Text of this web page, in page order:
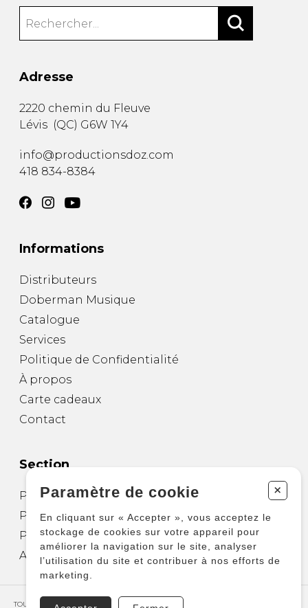
Adresse
2220 chemin du Fleuve
Lévis (QC) G6W 1Y4
info@productionsdoz.com
418 834-8384
Informations
Distributeurs
Doberman Musique
Catalogue
Services
Politique de Confidentialité
À propos
Carte cadeaux
Contact
Section
Partitions pour guitare
Partitions pour autres instruments
Partitions pour ensembles
Autres produits
TOUS DROITS RÉSERVÉS © COPYRIGHT 2026 – PRODUCTIONS D'OZ
Paramètre de cookie +
En cliquant sur « Accepter », vous acceptez le
stockage de cookies sur votre appareil pour
améliorer la navigation sur le site, analyser
l’utilisation du site et contribuer à nos efforts de
marketing.